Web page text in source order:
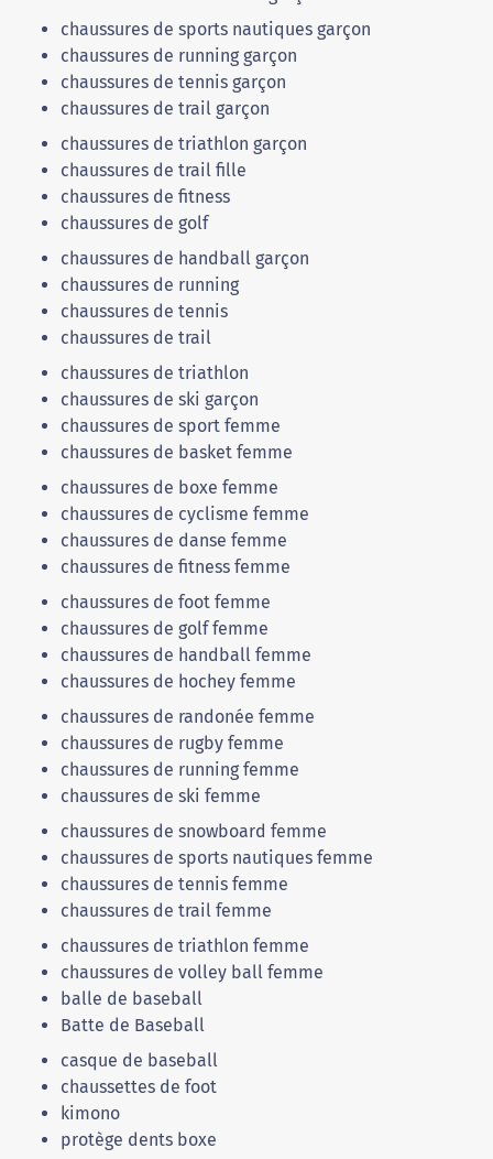
chaussures de sports nautiques garçon
chaussures de running garçon
chaussures de tennis garçon
chaussures de trail garçon
chaussures de triathlon garçon
chaussures de trail fille
chaussures de fitness
chaussures de golf
chaussures de handball garçon
chaussures de running
chaussures de tennis
chaussures de trail
chaussures de triathlon
chaussures de ski garçon
chaussures de sport femme
chaussures de basket femme
chaussures de boxe femme
chaussures de cyclisme femme
chaussures de danse femme
chaussures de fitness femme
chaussures de foot femme
chaussures de golf femme
chaussures de handball femme
chaussures de hochey femme
chaussures de randonée femme
chaussures de rugby femme
chaussures de running femme
chaussures de ski femme
chaussures de snowboard femme
chaussures de sports nautiques femme
chaussures de tennis femme
chaussures de trail femme
chaussures de triathlon femme
chaussures de volley ball femme
balle de baseball
Batte de Baseball
casque de baseball
chaussettes de foot
kimono
protège dents boxe